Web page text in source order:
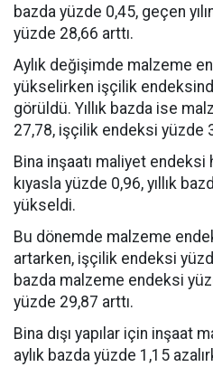
bazda yüzde 0,45, geçen
yüzde 28,66 arttı.
Aylık değişimde malzeme
yükselirken işçilik
görüldü. Yıllık bazda ise
27,78, işçilik endeksi yüzde
Bina inşaatı maliyet
kıyasla yüzde 0,96, yıllık
yükseldi.
Bu dönemde malzeme
artarken, işçilik endeksi
bazda malzeme endeksi
yüzde 29,87 arttı.
Bina dışı yapılar için inşaat
aylık bazda yüzde 1,15